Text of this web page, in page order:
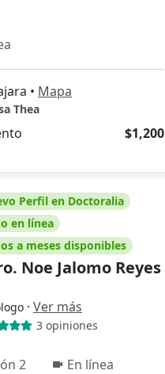
• Mapa
Thea
$1,200
Perfil en Doctoralia
en línea
a meses disponibles
Noe Jalomo Reyes
· Ver más
3 opiniones
2 En línea